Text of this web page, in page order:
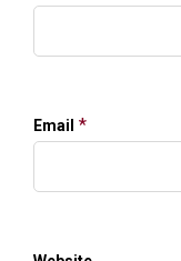
Email *